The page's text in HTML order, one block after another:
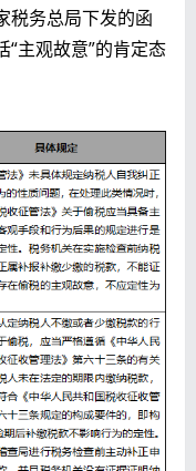
税务总局下发的函
主观故意”的肯定态